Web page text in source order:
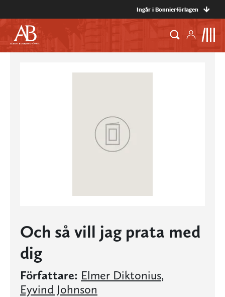
Ingår i Bonnierförlagen
Och så vill jag prata med
dig
Författare: Elmer Diktonius,
Eyvind Johnson